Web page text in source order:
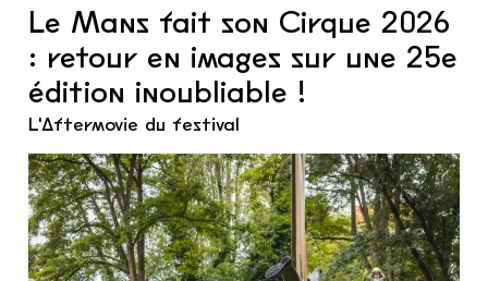
Le Mans fait son Cirque 2026
: retour en images sur une 25e
édition inoubliable !
L'Aftermovie du festival